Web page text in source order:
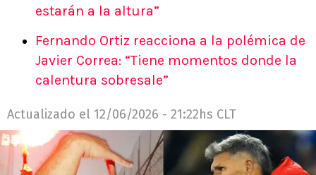
estarán a la altura”
Fernando Ortiz reacciona a la polémica de
Javier Correa: “Tiene momentos donde la
calentura sobresale”
Actualizado el 12/06/2026 - 21:22hs CLT